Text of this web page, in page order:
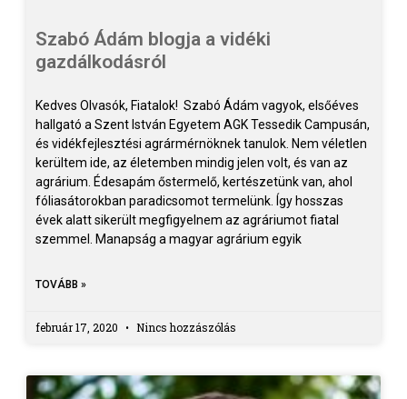
Szabó Ádám blogja a vidéki
gazdálkodásról
Kedves Olvasók, Fiatalok! Szabó Ádám vagyok, elsőéves
hallgató a Szent István Egyetem AGK Tessedik Campusán,
és vidékfejlesztési agrármérnöknek tanulok. Nem véletlen
kerültem ide, az életemben mindig jelen volt, és van az
agrárium. Édesapám őstermelő, kertészetünk van, ahol
fóliasátorokban paradicsomot termelünk. Így hosszas
évek alatt sikerült megfigyelnem az agráriumot fiatal
szemmel. Manapság a magyar agrárium egyik
TOVÁBB »
február 17, 2020 Nincs hozzászólás